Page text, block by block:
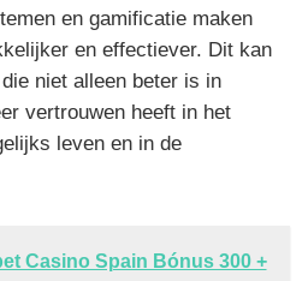
en gamificatie maken
en effectiever. Dit kan
niet alleen beter is in
vertrouwen heeft in het
leven en in de
Casino Spain Bónus 300 +